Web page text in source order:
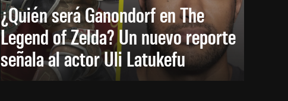
¿Quién será Ganondorf en The
Legend of Zelda? Un nuevo reporte
señala al actor Uli Latukefu